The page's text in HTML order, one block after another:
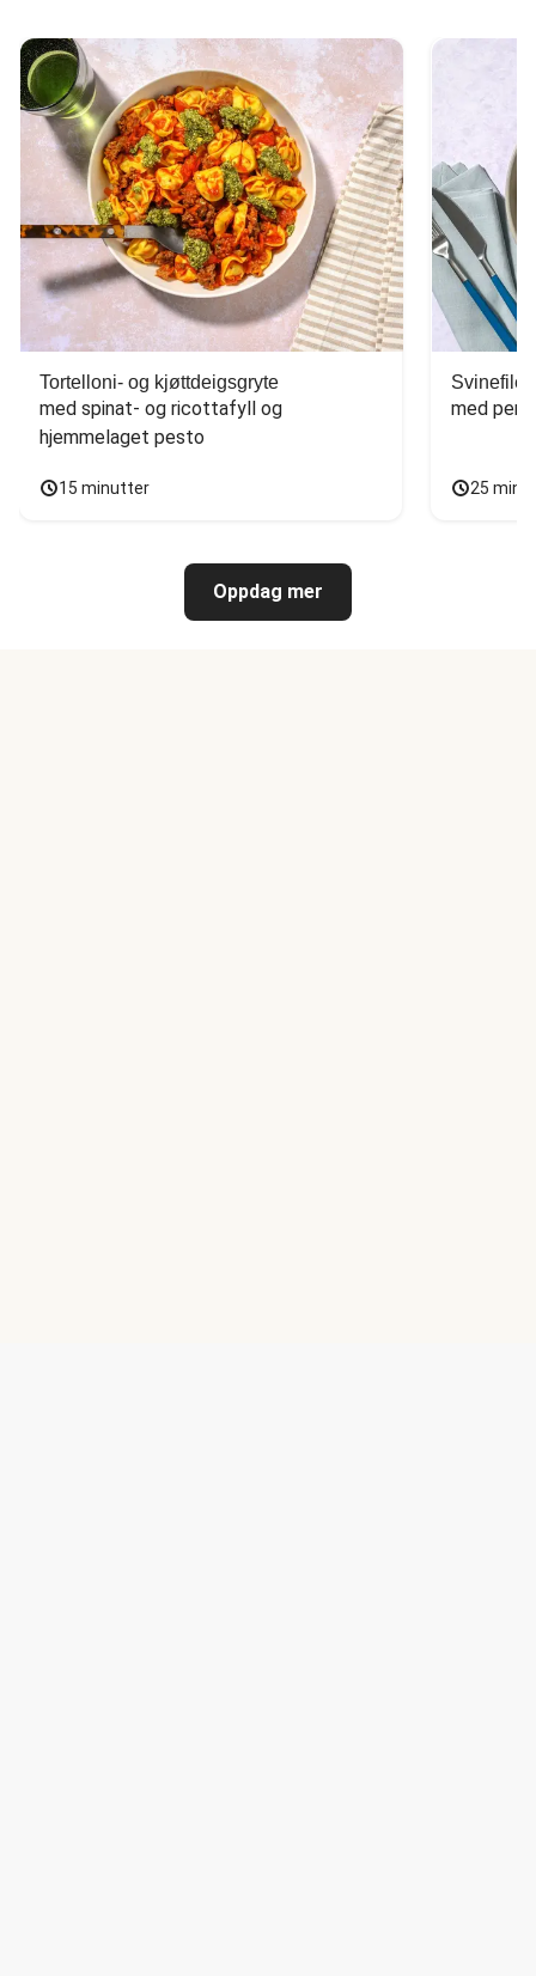
Tortelloni- og kjøttdeigsgryte
med spinat- og ricottafyll og
hjemmelaget pesto
15 minutter
Svinefilet
med
25
Oppdag mer